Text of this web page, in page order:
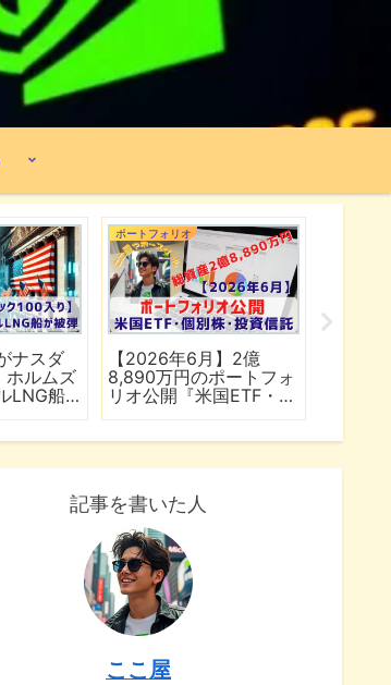
ナスダ
ホルムズ
LNG船
ポートフォリオ
【2026年6月】2億
8,890万円のポートフォ
リオ公開『米国ETF・個
記事を書いた人
ここ屋